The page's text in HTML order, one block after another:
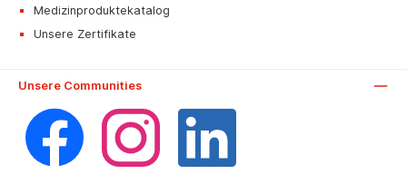
Medizinproduktekatalog
Unsere Zertifikate
Unsere Communities
Facebook Instagram LinkedIn